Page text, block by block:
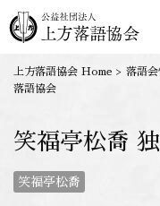
上方落語協会 Home > 落語会
落語協会
笑福亭松喬
笑福亭松喬